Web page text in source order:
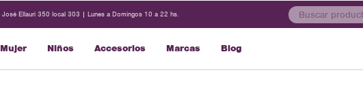
Mujer Niños Accesorios Marcas Blog
José Ellauri 350 local 303 | Lunes a Domingos 10 a 22 hs.